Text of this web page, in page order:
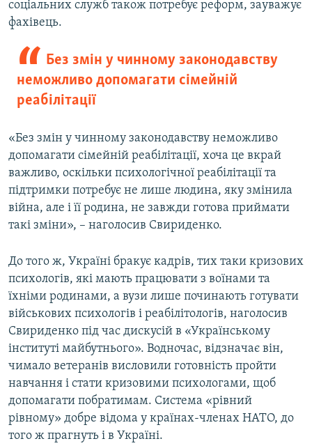
соціальних служб також потребує реформ, зауважує
фахівець.
Без змін у чинному законодавству
неможливо допомагати сімейній
реабілітації​
«Без змін у чинному законодавству неможливо
допомагати сімейній реабілітації, хоча це вкрай
важливо, оскільки психологічної реабілітації та
підтримки потребує не лише людина, яку змінила
війна, але і її родина, не завжди готова приймати
такі зміни», – наголосив Свириденко.
До того ж, Україні бракує кадрів, тих таки кризових
психологів, які мають працювати з воїнами та
їхніми родинами, а вузи лише починають готувати
військових психологів і реабілітологів, наголосив
Свириденко під час дискусій в «Українському
інституті майбутнього». Водночас, відзначає він,
чимало ветеранів висловили готовність пройти
навчання і стати кризовими психологами, щоб
допомагати побратимам. Система «рівний
рівному» добре відома у країнах-членах НАТО, до
того ж прагнуть і в Україні.